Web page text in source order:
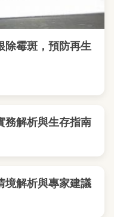
除霉斑，預防再生
務解析與生存指南
境解析與專家建議